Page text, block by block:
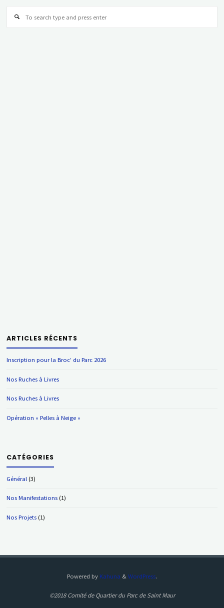
ARTICLES RÉCENTS
Inscription pour la Broc’ du Parc 2026
Nos Ruches à Livres
Nos Ruches à Livres
Opération « Pelles à Neige »
CATÉGORIES
Général (3)
Nos Manifestations(1)
Nos Projets(1)
Powered by Kahuna & WordPress.
©2018 Comité de Quartier du Parc de Saint Maur